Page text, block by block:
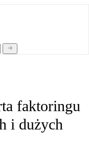
faktoringu
i dużych